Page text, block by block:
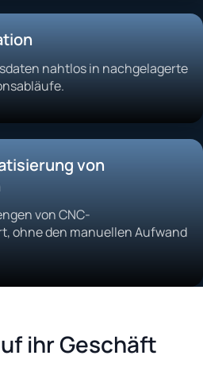
nahtlos in nachgelagerte
von
von CNC-
ohne den manuellen Aufwand
ihr Geschäft